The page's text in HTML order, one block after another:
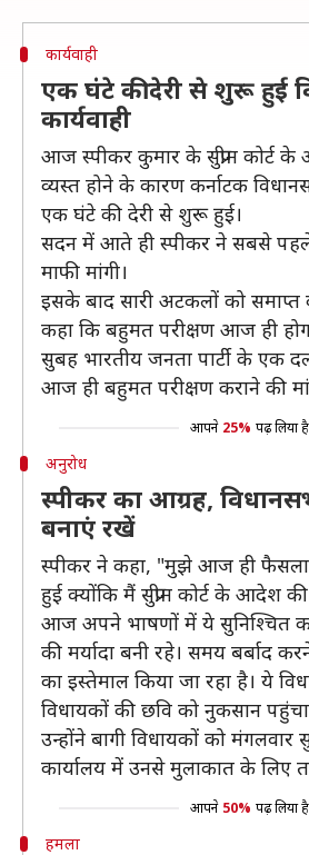
कार्यवाही
एक घंटे की देरी से शुरू हुई
कार्यवाही
आज स्पीकर कुमार के सुप्रीम कोर्ट
व्यस्त होने के कारण कर्नाटक
एक घंटे की देरी से शुरू हुई।
सदन में आते ही स्पीकर ने सबसे
माफी मांगी।
इसके बाद सारी अटकलों को समाप्त
कहा कि बहुमत परीक्षण आज ही
सुबह भारतीय जनता पार्टी के एक
आज ही बहुमत परीक्षण कराने की
आपने 25% पढ़ लिया है
अनुरोध
स्पीकर का आग्रह,
बनाएं रखें
स्पीकर ने कहा, "मुझे आज ही फैसला
हुई क्योंकि मैं सुप्रीम कोर्ट के आदेश
आज अपने भाषणों में ये सुनिश्चित
की मर्यादा बनी रहे। समय बर्बाद
का इस्तेमाल किया जा रहा है। ये
विधायकों की छवि को नुकसान
उन्होंने बागी विधायकों को
कार्यालय में उनसे मुलाकात के लिए
आपने 50% पढ़ लिया है
हमला